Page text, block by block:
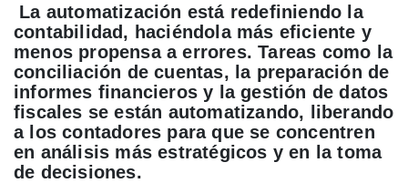
La automatización está redefiniendo la
contabilidad, haciéndola más eficiente y
menos propensa a errores. Tareas como la
conciliación de cuentas, la preparación de
informes financieros y la gestión de datos
fiscales se están automatizando, liberando
a los contadores para que se concentren
en análisis más estratégicos y en la toma
de decisiones.